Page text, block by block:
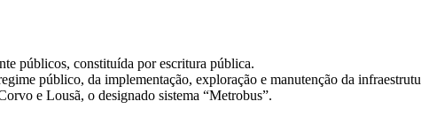
públicos, constituída por escritura pública.
público, da implementação, exploração e manutenção da
e Lousã, o designado sistema “Metrobus”.